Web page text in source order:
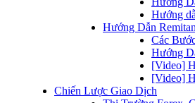
Hướng
Hướng Dẫn
Các
Hướng
[Video]
[Video]
Chiến Lược Giao Dịch